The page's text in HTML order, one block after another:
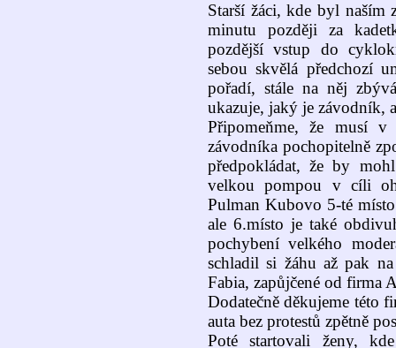
Starší žáci, kde byl naším
minutu později za
pozdější vstup do
sebou skvělá předchozí
pořadí, stále na něj
ukazuje, jaký je závodník,
Připomeňme, že musí
závodníka pochopitelně
předpokládat, že by
velkou pompou v cíli
Pulman Kubovo 5-té
ale 6.místo je také
pochybení velkého
schladil si žáhu až pak
Fabia, zapůjčené od firma
Dodatečně děkujeme této
auta bez protestů zpětně
Poté startovali ženy,